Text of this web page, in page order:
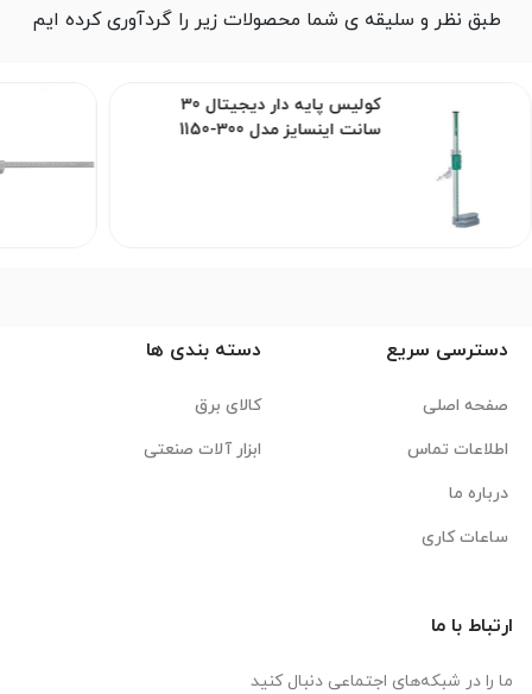
طبق نظر و سلیقه ی شما محصولات زیر را گردآوری کرده ایم
کولیس پایه دار دیجیتال 30
سانت اینسایز مدل 300-1150
دسترسی سریع
صفحه اصلی
اطلاعات تماس
درباره ما
ساعات کاری
دسته بندی ها
کالای برق
ابزار آلات صنعتی
ارتباط با ما
ما را در شبکه‌های اجتماعی دنبال کنید